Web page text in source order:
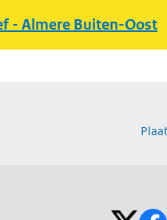
- Almere Buiten-Oost